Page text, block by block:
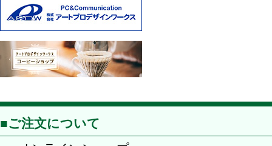
■ご注文について